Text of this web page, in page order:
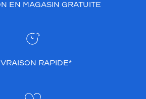
EN MAGASIN GRATUITE
RAPIDE*